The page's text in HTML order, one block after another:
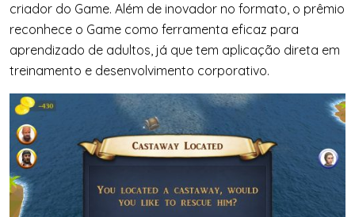
criador do Game. Além de inovador no formato, o prêmio
reconhece o Game como ferramenta eficaz para
aprendizado de adultos, já que tem aplicação direta em
treinamento e desenvolvimento corporativo.